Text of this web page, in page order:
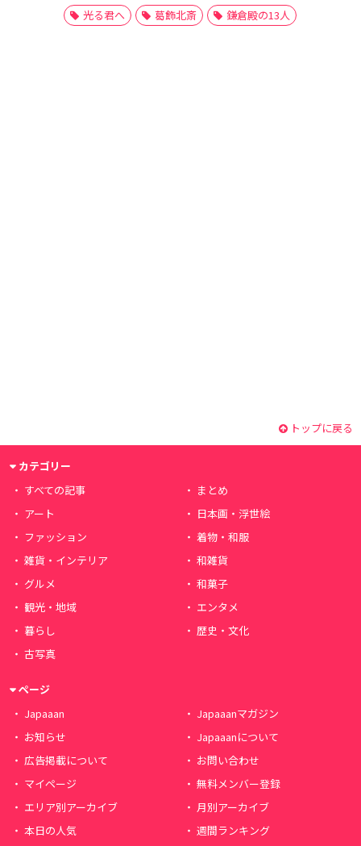
光る君へ
葛飾北斎 鎌倉殿の13人
トップに戻る
カテゴリー
すべての記事
まとめ
アート
日本画・浮世絵
ファッション
着物・和服
雑貨・インテリア
和雑貨
グルメ
和菓子
観光・地域
エンタメ
暮らし
歴史・文化
古写真
ページ
Japaaan
Japaaanマガジン
お知らせ
Japaaanについて
広告掲載について
お問い合わせ
マイページ
無料メンバー登録
エリア別アーカイブ
月別アーカイブ
本日の人気
週間ランキング